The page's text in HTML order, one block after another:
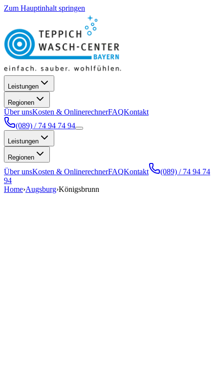
Zum Hauptinhalt springen
Leistungen
Regionen
Über unsKosten & OnlinerechnerFAQKontakt
(089) / 74 94 74 94
Leistungen
Regionen
Über unsKosten & OnlinerechnerFAQKontakt
(089) / 74 94 74
94
Home›Augsburg›Königsbrunn